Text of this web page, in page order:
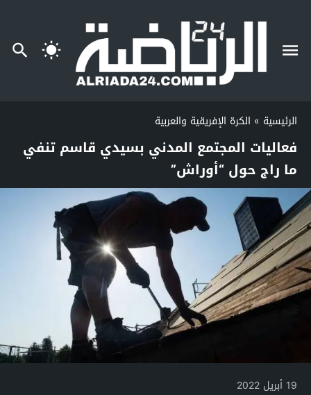
الرئيسية » الكرة الإفريقية والعربية
فعاليات المجتمع المدني بسيدي قاسم تنفي
ما راج حول “أوراش”
19 أبريل 2022